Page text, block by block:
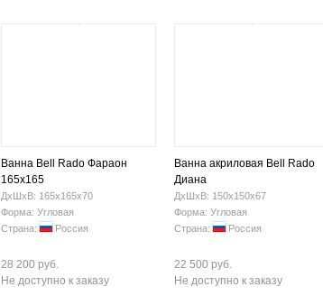
Ванна Bell Rado Фараон
165х165
ДхШхВ: 165х165х70
Форма: Угловая
Страна:
Россия
28 200 руб.
Не доступно к заказу
Ванна акриловая Bell Rado
Диана
ДхШхВ: 150х150х67
Форма: Угловая
Страна:
Россия
22 500 руб.
Не доступно к заказу